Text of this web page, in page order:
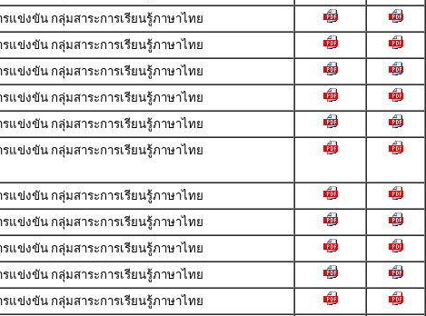
แข่งขัน กลุ่มสาระการเรียนรู้ภาษาไทย
แข่งขัน กลุ่มสาระการเรียนรู้ภาษาไทย
แข่งขัน กลุ่มสาระการเรียนรู้ภาษาไทย
แข่งขัน กลุ่มสาระการเรียนรู้ภาษาไทย
แข่งขัน กลุ่มสาระการเรียนรู้ภาษาไทย
แข่งขัน กลุ่มสาระการเรียนรู้ภาษาไทย
แข่งขัน กลุ่มสาระการเรียนรู้ภาษาไทย
แข่งขัน กลุ่มสาระการเรียนรู้ภาษาไทย
แข่งขัน กลุ่มสาระการเรียนรู้ภาษาไทย
แข่งขัน กลุ่มสาระการเรียนรู้ภาษาไทย
แข่งขัน กลุ่มสาระการเรียนรู้ภาษาไทย